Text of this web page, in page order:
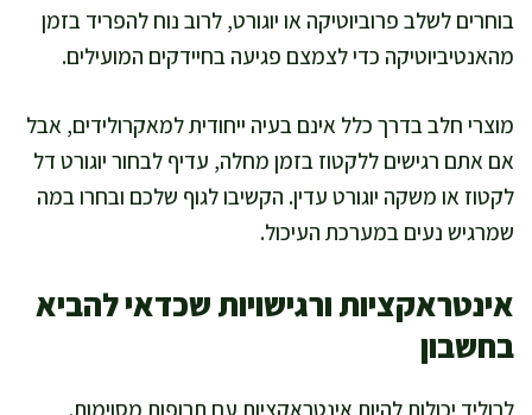
בוחרים לשלב פרוביוטיקה או יוגורט, לרוב נוח להפריד בזמן
מהאנטיביוטיקה כדי לצמצם פגיעה בחיידקים המועילים.
מוצרי חלב בדרך כלל אינם בעיה ייחודית למאקרולידים, אבל
אם אתם רגישים ללקטוז בזמן מחלה, עדיף לבחור יוגורט דל
לקטוז או משקה יוגורט עדין. הקשיבו לגוף שלכם ובחרו במה
שמרגיש נעים במערכת העיכול.
אינטראקציות ורגישויות שכדאי להביא
בחשבון
לרוליד יכולות להיות אינטראקציות עם תרופות מסוימות.